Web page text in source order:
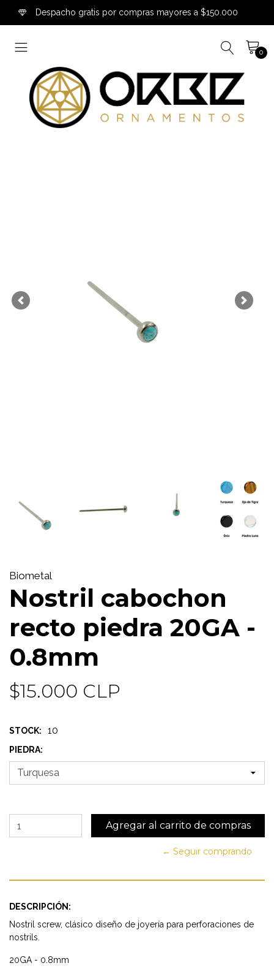
Despacho gratis por compras mayores a $150.000
0
Previous Next
Biometal
Nostril cabochon
recto piedra 20GA -
0.8mm
$15.000 CLP
STOCK: 10
PIEDRA:
← Seguir comprando
DESCRIPCIÓN:
Nostril screw, clásico diseño de joyería para perforaciones de
nostrils.
20GA - 0.8mm